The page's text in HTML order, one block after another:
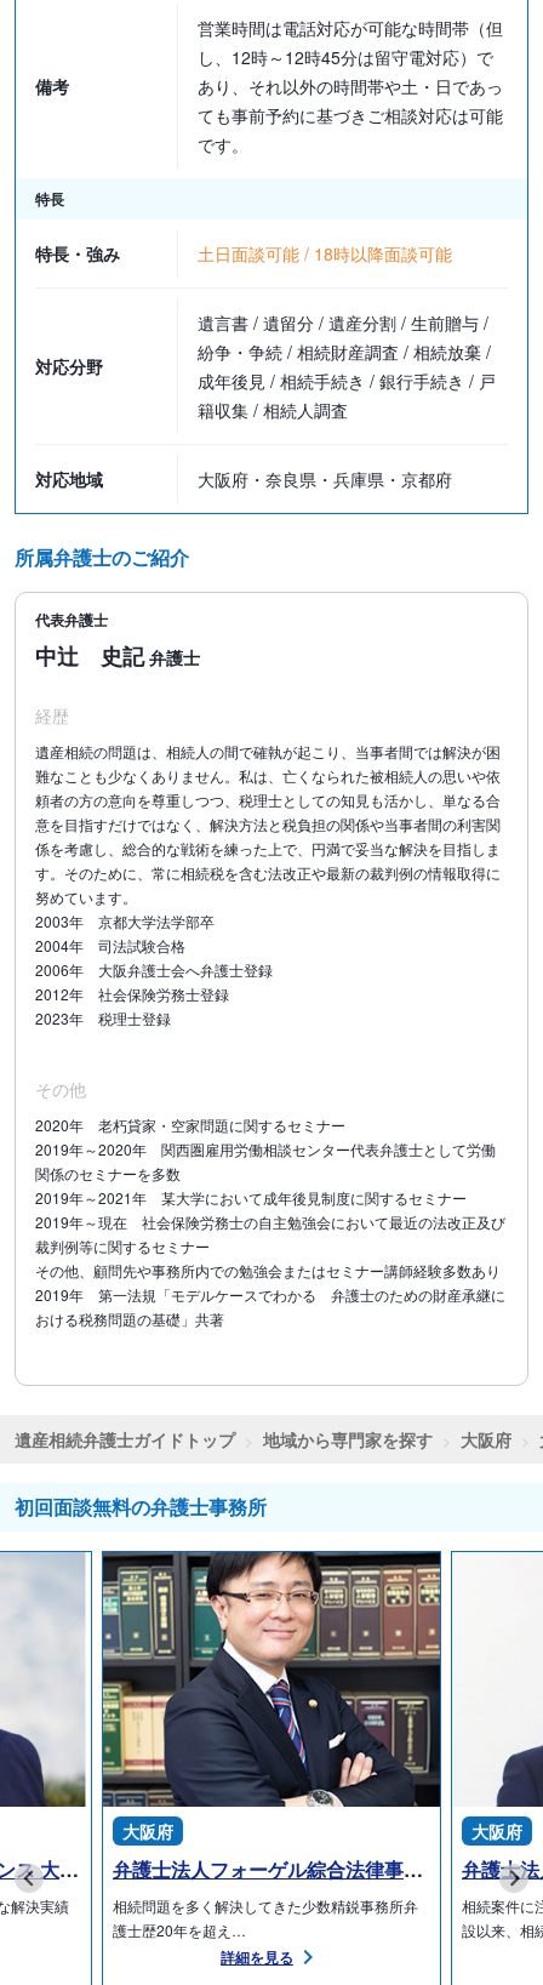
備考
営業時間は電話対応が可能な時間帯（但
し、12時～12時45分は留守電対応）で
あり、それ以外の時間帯や土・日であっ
ても事前予約に基づきご相談対応は可能
です。
特長
特長・強み 土日面談可能 / 18時以降面談可能
対応分野
遺言書 / 遺留分 / 遺産分割 / 生前贈与 /
紛争・争続 / 相続財産調査 / 相続放棄 /
成年後見 / 相続手続き / 銀行手続き / 戸
籍収集 / 相続人調査
対応地域 大阪府・奈良県・兵庫県・京都府
所属弁護士のご紹介
代表弁護士
中辻 史記 弁護士
経歴
遺産相続の問題は、相続人の間で確執が起こり、当事者間では解決が困
難なことも少なくありません。私は、亡くなられた被相続人の思いや依
頼者の方の意向を尊重しつつ、税理士としての知見も活かし、単なる合
意を目指すだけではなく、解決方法と税負担の関係や当事者間の利害関
係を考慮し、総合的な戦術を練った上で、円満で妥当な解決を目指しま
す。そのために、常に相続税を含む法改正や最新の裁判例の情報取得に
努めています。
2003年 京都大学法学部卒
2004年 司法試験合格
2006年 大阪弁護士会へ弁護士登録
2012年 社会保険労務士登録
2023年 税理士登録
その他
2020年 老朽貸家・空家問題に関するセミナー
2019年～2020年 関西圏雇用労働相談センター代表弁護士として労働
関係のセミナーを多数
2019年～2021年 某大学において成年後見制度に関するセミナー
2019年～現在 社会保険労務士の自主勉強会において最近の法改正及び
裁判例等に関するセミナー
その他、顧問先や事務所内での勉強会またはセミナー講師経験多数あり
2019年 第一法規「モデルケースでわかる 弁護士のための財産承継に
おける税務問題の基礎」共著
遺産相続弁護士ガイドトップ 地域から専門家を探す 大阪府
初回面談無料の弁護士事務所
弁護士法人プロテクトスタンス 大阪事務所
解決実績
大阪府
弁護士法人フォーゲル綜合法律事務所 南森町事務所
相続問題を多く解決してきた少数精鋭事務所弁
護士歴20年を超え…
詳細を見る
大阪府
相続案件に
設以来、相